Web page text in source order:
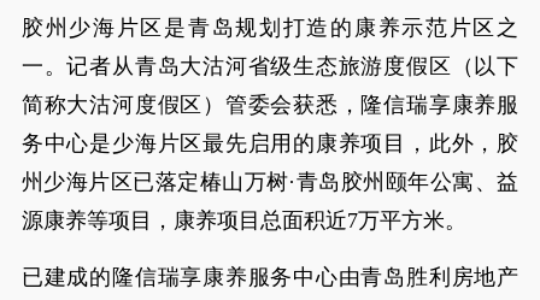
胶州少海片区是青岛规划打造的康养示范片区之
一。记者从青岛大沽河省级生态旅游度假区（以下
简称大沽河度假区）管委会获悉，隆信瑞享康养服
务中心是少海片区最先启用的康养项目，此外，胶
州少海片区已落定椿山万树·青岛胶州颐年公寓、益
源康养等项目，康养项目总面积近7万平方米。
已建成的隆信瑞享康养服务中心由青岛胜利房地产